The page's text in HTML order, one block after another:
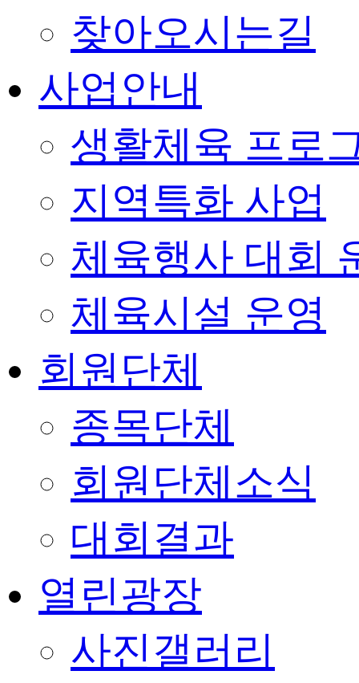
찾아오시는길
사업안내
생활체육 프로
지역특화 사업
체육행사 대회
체육시설 운영
회원단체
종목단체
회원단체소식
대회결과
열린광장
사진갤러리